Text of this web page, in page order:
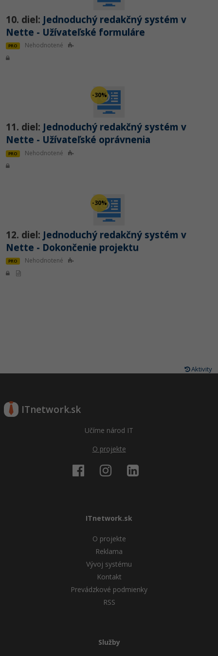
10. diel: Jednoduchý redakčný systém v
Nette - Užívateľské formuláre
PRO Nehodnotené
-30%
11. diel: Jednoduchý redakčný systém v
Nette - Užívateľské oprávnenia
PRO Nehodnotené
-30%
12. diel: Jednoduchý redakčný systém v
Nette - Dokončenie projektu
PRO Nehodnotené
Aktivity
ITnetwork.sk
Učíme národ IT
O projekte
ITnetwork.sk
O projekte
Reklama
Vývoj systému
Kontakt
Prevádzkové podmienky
RSS
Služby